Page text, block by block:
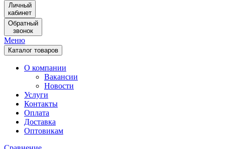
Личный
кабинет
Обратный
звонок
Меню
Каталог товаров
О компании
Вакансии
Новости
Услуги
Контакты
Оплата
Доставка
Оптовикам